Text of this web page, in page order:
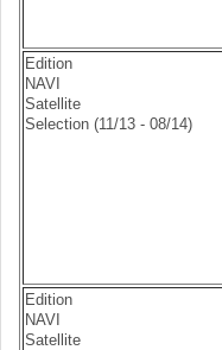
Edition
NAVI
Satellite
Selection (11/13 - 08/14)
Edition
NAVI
Satellite